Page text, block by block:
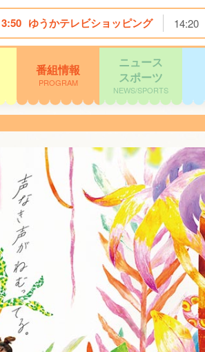
ゆうかテレビショッピング 14:20
番組情報
PROGRAM
ニュース
スポーツ
NEWS/SPORTS